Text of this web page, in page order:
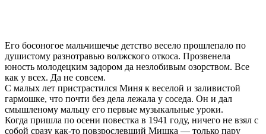
Его босоногое мальчишечье детство весело прошлепало по
душистому разнотравью волжского откоса. Прозвенела
юность молодецким задором да незлобивым озорством. Все
как у всех. Да не совсем.
С малых лет пристрастился Миня к веселой и заливистой
гармошке, что почти без дела лежала у соседа. Он и дал
смышленому мальцу его первые музыкальные уроки.
Когда пришла по осени повестка в 1941 году, ничего не взял с
собой сразу как-то повзрослевший Мишка — только пару